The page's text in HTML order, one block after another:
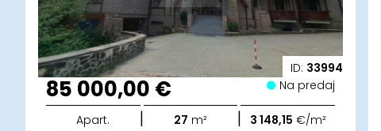
ID: 33994
85 000,00 € Na predaj
Apart. | 27 m² | 3 148,15 €/m²